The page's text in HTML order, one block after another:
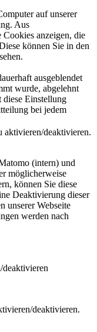
auf unserer
Aus
anzeigen, die
können Sie in den
ausgeblendet
wurde, abgelehnt
Einstellung
bei jedem
deaktivieren.
(intern) und
möglicherweise
können Sie diese
Deaktivierung dieser
unserer Webseite
werden nach
deaktivieren.